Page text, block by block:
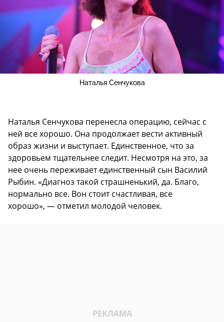
Наталья Сенчукова
Наталья Сенчукова перенесла операцию, сейчас с
ней все хорошо. Она продолжает вести активный
образ жизни и выступает. Единственное, что за
здоровьем тщательнее следит. Несмотря на это, за
нее очень переживает единственный сын Василий
Рыбин. «Диагноз такой страшненький, да. Благо,
нормально все. Вон стоит счастливая, все
хорошо», — отметил молодой человек.